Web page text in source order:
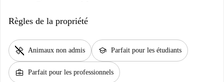
Règles de la propriété
pet_supplies Animaux non admis school Parfait pour les étudiants
business_center Parfait pour les professionnels